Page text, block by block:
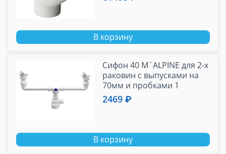
В корзину
Сифон 40 M`ALPINE для 2-х
раковин с выпусками на
70мм и пробками 1
1/2"*40 (с отводом для
стирал. ма
2469 ₽
В корзину